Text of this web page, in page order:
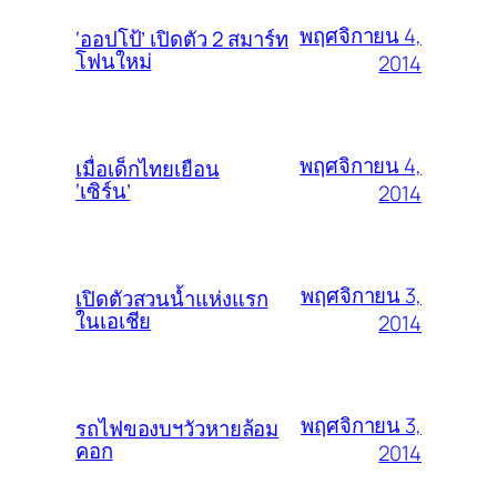
‘ออปโป้’ เปิดตัว 2 สมาร์ท
โฟนใหม่
พฤศจิกายน 4,
2014
เมื่อเด็กไทยเยือน
‘เซิร์น’
พฤศจิกายน 4,
2014
เปิดตัวสวนน้ำแห่งแรก
ในเอเชีย
พฤศจิกายน 3,
2014
รถไฟของบฯวัวหายล้อม
คอก
พฤศจิกายน 3,
2014